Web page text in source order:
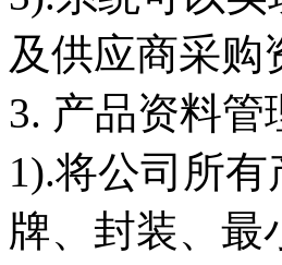
及供应商采购
3. 产品资料管
1).将公司所
牌、封装、最